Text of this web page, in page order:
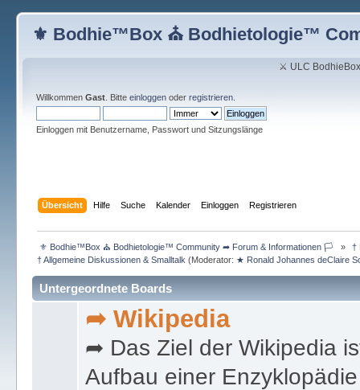
⚜ Bodhie™Box ⛪ Bodhietologie™
⚔ ULC
Willkommen Gast. Bitte einloggenoder registrieren.
Einloggen mit Benutzername, Passwort und Sitzungslänge
Übersicht Hilfe Suche Kalender Einloggen Registrieren
⚜ Bodhie™Box ⛪ Bodhietologie™ Community ➦ Forum & Informationen 🏳 »
†
† Allgemeine Diskussionen & Smalltalk (Moderator: ★ Ronald Johannes deClaire
Untergeordnete Boards
➦ Wikipedia
➦ Das Ziel der Wikipedia
Aufbau einer